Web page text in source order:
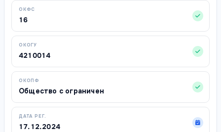
ОКФС
16
ОКОГУ
4210014
ОКОПФ
Общество с ограничен
ДАТА РЕГ.
17.12.2024